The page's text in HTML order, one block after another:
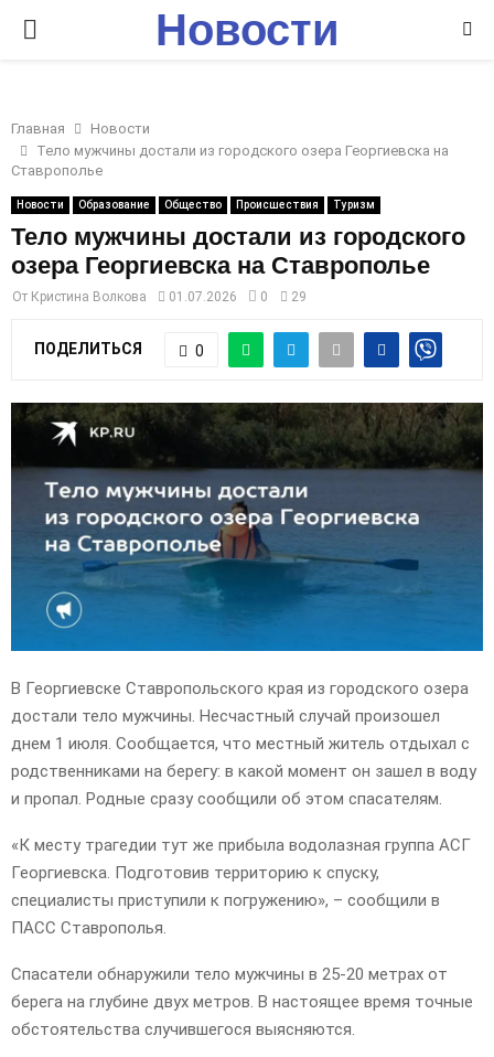
P
I
M
A
N
Новости
Главная
Новости
Тело мужчины достали из городского озера Георгиевска на
Ставрополье
Новости Образование Общество Происшествия Туризм
Тело мужчины достали из городского
озера Георгиевска на Ставрополье
От Кристина Волкова 01.07.2026 0 29
ПОДЕЛИТЬСЯ 0
В Георгиевске Ставропольского края из городского озера
достали тело мужчины. Несчастный случай произошел
днем 1 июля. Сообщается, что местный житель отдыхал с
родственниками на берегу: в какой момент он зашел в воду
и пропал. Родные сразу сообщили об этом спасателям.
«К месту трагедии тут же прибыла водолазная группа АСГ
Георгиевска. Подготовив территорию к спуску,
специалисты приступили к погружению», – сообщили в
ПАСС Ставрополья.
Спасатели обнаружили тело мужчины в 25-20 метрах от
берега на глубине двух метров. В настоящее время точные
обстоятельства случившегося выясняются.